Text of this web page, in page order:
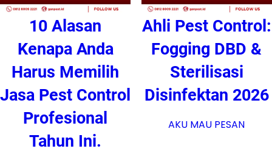
10 Alasan
Kenapa Anda
Harus Memilih
Jasa Pest Control
Profesional
Tahun Ini.
Ahli Pest Control:
Fogging DBD &
Sterilisasi
Disinfektan 2026
AKU MAU PESAN